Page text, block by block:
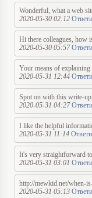
Wonderful, what a web
2020-05-30 02:12
Hi there colleagues, how
2020-05-30 05:57
Your means of
2020-05-31 12:44
Spot on with this write-
2020-05-31 04:27
I like the helpful
2020-05-31 11:14
It's very straightforward
2020-05-31 03:01
http://mewkid.net/when-
2020-05-31 05:13